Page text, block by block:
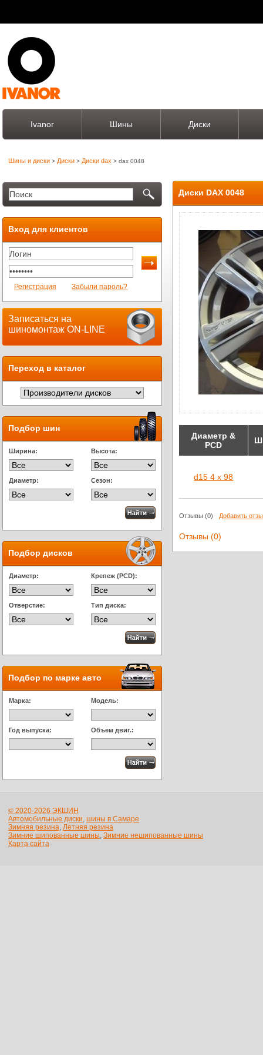
Ivanor Шины Диски
Шины и диски > Диски > Диски dax > dax 0048
Вход для клиентов
Регистрация Забыли пароль?
Записаться на
шиномонтаж ON-LINE
Переход в каталог
Подбор шин
Ширина: Высота:
Диаметр: Сезон:
Подбор дисков
Диаметр: Крепеж (PCD):
Отверстие: Тип диска:
Подбор по марке авто
Марка: Модель:
Год выпуска: Объем двиг.:
Диски DAX 0048
Диаметр &
PCD
d15 4 x 98
Отзывы (0) Добавить
Отзывы (0)
© 2020-2026 ЭКШИН
Автомобильные диски, шины в Самаре
Зимняя резина, Летняя резина
Зимние шипованные шины, Зимние нешипованные шины
Карта сайта